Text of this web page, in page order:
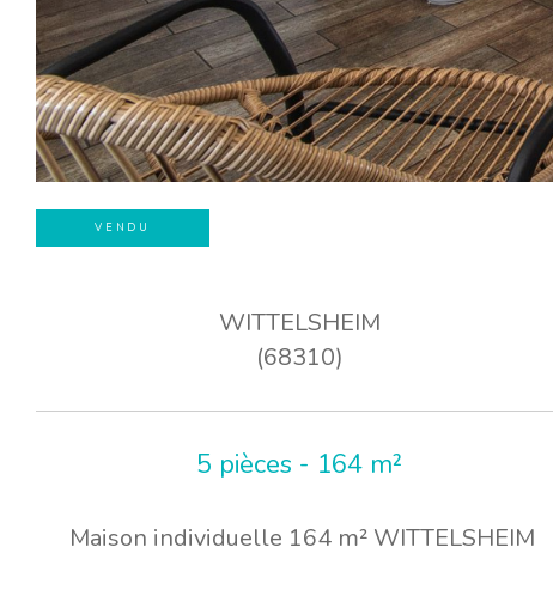
VENDU
WITTELSHEIM
(68310)
5 pièces - 164 m²
Maison individuelle 164 m² WITTELSHEIM